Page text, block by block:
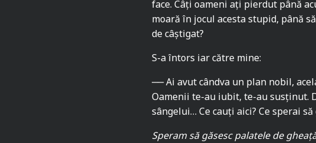
face. Câți oameni ați pierdut până
moară în jocul acesta stupid, până
de câștigat?
S-a întors iar către mine:
‒‒ Ai avut cândva un plan nobil,
Oamenii te-au iubit, te-au susținut.
sângelui… Ce cauți aici? Ce sperai să
Speram să găsesc palatele de